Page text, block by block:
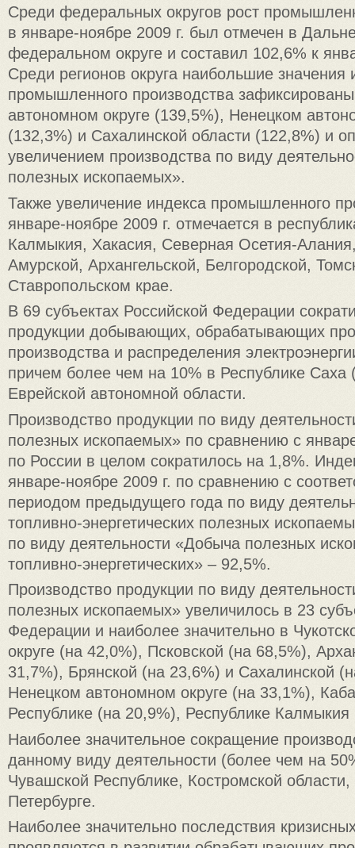
Среди федеральных округов рост
в январе-ноябре 2009 г. был отмечен в
федеральном округе и составил 102,6% к
Среди регионов округа наибольшие значения
промышленного производства
автономном округе (139,5%), Ненецком
(132,3%) и Сахалинской области (122,8%) и
увеличением производства по виду
полезных ископаемых».
Также увеличение индекса промышленного
январе-ноябре 2009 г. отмечается в
Калмыкия, Хакасия, Северная Осетия-
Амурской, Архангельской, Белгородской,
Ставропольском крае.
В 69 субъектах Российской Федерации
продукции добывающих, обрабатывающих
производства и распределения
причем более чем на 10% в Республике Саха
Еврейской автономной области.
Производство продукции по виду
полезных ископаемых» по сравнению с
по России в целом сократилось на 1,8%.
январе-ноябре 2009 г. по сравнению с
периодом предыдущего года по виду
топливно-энергетических полезных
по виду деятельности «Добыча полезных
топливно-энергетических» – 92,5%.
Производство продукции по виду
полезных ископаемых» увеличилось в 23
Федерации и наиболее значительно в
округе (на 42,0%), Псковской (на 68,5%),
31,7%), Брянской (на 23,6%) и Сахалинской
Ненецком автономном округе (на 33,1%),
Республике (на 20,9%), Республике
Наиболее значительное сокращение
данному виду деятельности (более чем на
Чувашской Республике, Костромской области,
Петербурге.
Наиболее значительно последствия